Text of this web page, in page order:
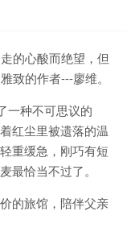
的心酸而绝望，但
致的作者---廖维。
一种不可思议的
红尘里被遗落的温
重缓急，刚巧有短
最恰当不过了。
的旅馆，陪伴父亲